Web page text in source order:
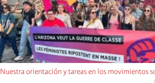
Nuestra orientación y tareas en los movimientos